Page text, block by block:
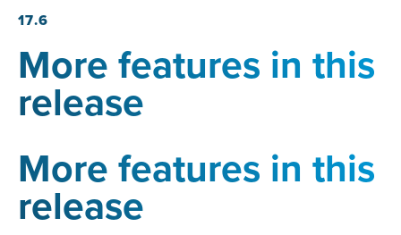
17.6
More features in this
release
More features in this
release